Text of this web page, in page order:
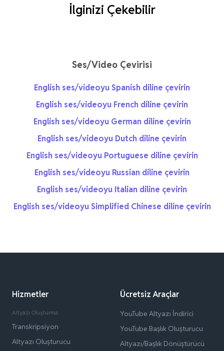
İlginizi Çekebilir
Ses/Video Çevirisi
English ses/videoyu Spanish diline çevirin
English ses/videoyu French diline çevirin
English ses/videoyu German diline çevirin
English ses/videoyu Dutch diline çevirin
English ses/videoyu Portuguese diline çevirin
English ses/videoyu Russian diline çevirin
English ses/videoyu Italian diline çevirin
English ses/videoyu Simplified Chinese diline çevirin
Hizmetler
Altyazı Oluşturma
Transkripsiyon
Altyazı Oluşturucu
Ücretsiz Araçlar
YouTube Altyazı İndirici
YouTube Başlık Oluşturucu
Altyazı/Başlık Dönüştürücü